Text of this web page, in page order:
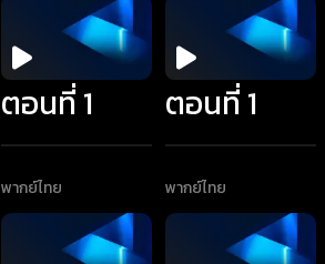
ตอนที่ 1
พากย์ไทย
ตอนที่ 1
พากย์ไทย